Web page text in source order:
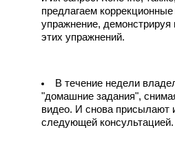
предлагаем
упражнение,
этих упражнений.
В течение недели
"домашние задания",
видео. И снова присылают
следующей консультацией.